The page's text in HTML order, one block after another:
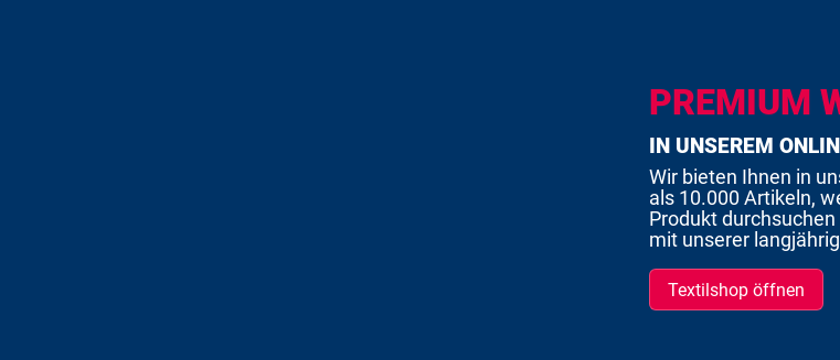
PREMIUM
IN UNSEREM
Wir bieten Ihnen in
als 10.000 Artikeln,
Produkt
mit unserer
Textilshop öffnen